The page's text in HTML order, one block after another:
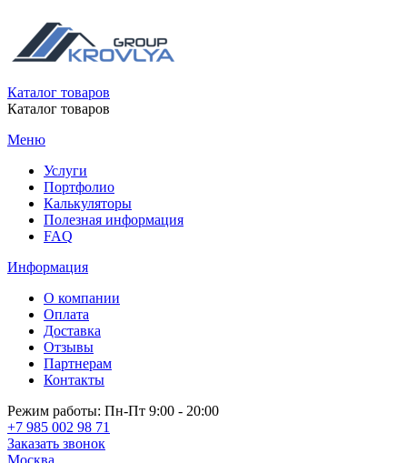
Каталог товаров
Каталог товаров
Меню
Услуги
Портфолио
Калькуляторы
Полезная информация
FAQ
Информация
О компании
Оплата
Доставка
Отзывы
Партнерам
Контакты
Режим работы: Пн-Пт 9:00 - 20:00
+7 985 002 98 71
Заказать звонок
Москва